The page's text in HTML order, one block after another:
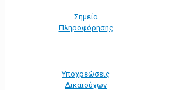
Σημεία
Πληροφόρησης
Υποχρεώσεις
Δικαιούχων